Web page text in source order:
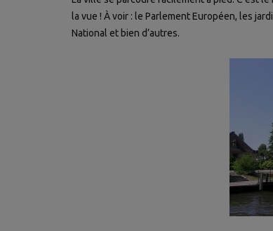
la vue ! À voir : le Parlement Européen, les
National et bien d’autres.